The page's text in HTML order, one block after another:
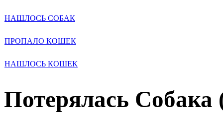
НАШЛОСЬ СОБАК
ПРОПАЛО КОШЕК
НАШЛОСЬ КОШЕК
Потерялась Собака